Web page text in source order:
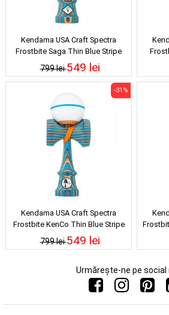
Kendama USA Craft Spectra
Frostbite Saga Thin Blue Stripe
799 lei549 lei
Kendama USA Craft Spectra
Frostbite KenCo Thin Blue Stripe
799 lei
-31%
549 lei
Urmărește-ne pe social